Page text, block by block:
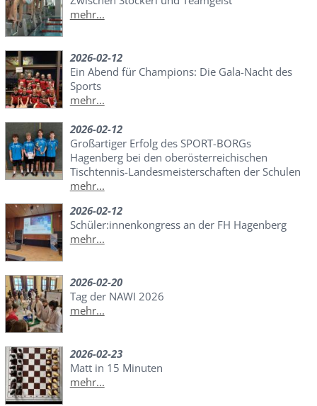
mehr...
2026-02-12
Ein Abend für Champions: Die Gala-Nacht des
Sports
mehr...
2026-02-12
Großartiger Erfolg des SPORT-BORGs
Hagenberg bei den oberösterreichischen
Tischtennis-Landesmeisterschaften der Schulen
mehr...
2026-02-12
Schüler:innenkongress an der FH Hagenberg
mehr...
2026-02-20
Tag der NAWI 2026
mehr...
2026-02-23
Matt in 15 Minuten
mehr...